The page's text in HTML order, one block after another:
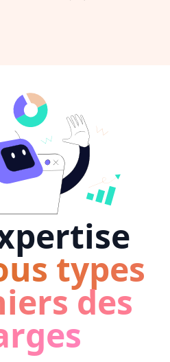
types
des